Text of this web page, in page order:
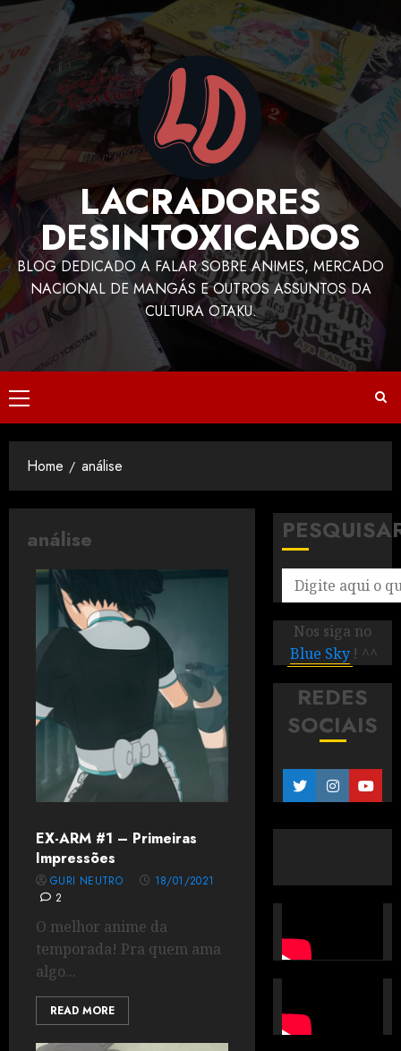
LACRADORES
DESINTOXICADOS
BLOG DEDICADO A FALAR SOBRE ANIMES, MERCADO
NACIONAL DE MANGÁS E OUTROS ASSUNTOS DA
CULTURA OTAKU.
Home análise
análise
EX-ARM #1 – Primeiras
Impressões
GURI NEUTRO
18/01/2021
2
O melhor anime da
temporada! Pra quem ama
algo...
READ MORE
Nos siga no
Blue Sky ! ^^
REDES
SOCIAIS